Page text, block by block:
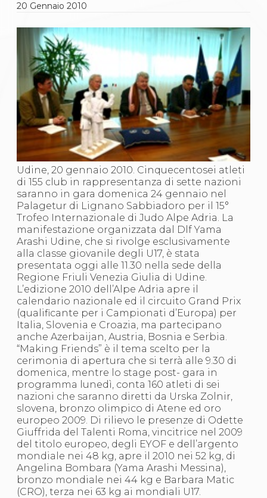
Gare e Risultati
Albi Federali
Arbitri
La disciplina
News
Gare e Risultati
Attività Didattica
Albi Federali
Karate
La disciplina
News
Gare e Risultati
Attività Didattica
Albi Federali
Arti marziali
Aikido
Ju Jitsu
Sumo
Capoeira
Grappling
BJJ
Pancrazio/Pankration
S'istrumpa
News
Calendario Attività
Difesa Personale MGA
La disciplina
News
Merchandising
Mappa del sito
Cerca
Contatti
News
Cookies Accept
Newsletter
Catalogo formativo
Webinar
Corsi Monotematici
Corsi di Specializzazione
20 Gennaio2010
Udine, 20 gennaio 2010. Cinquecentosei atleti
di 155 club in rappresentanza di sette nazioni
saranno in gara domenica 24 gennaio nel
Palagetur di Lignano Sabbiadoro per il 15°
Trofeo Internazionale di Judo Alpe Adria. La
manifestazione organizzata dal Dlf Yama
Arashi Udine, che si rivolge esclusivamente
alla classe giovanile degli U17, è stata
presentata oggi alle 11.30 nella sede della
Regione Friuli Venezia Giulia di Udine.
L’edizione 2010 dell’Alpe Adria apre il
calendario nazionale ed il circuito Grand Prix
(qualificante per i Campionati d’Europa) per
Italia, Slovenia e Croazia, ma partecipano
anche Azerbaijan, Austria, Bosnia e Serbia.
“Making Friends” è il tema scelto per la
cerimonia di apertura che si terrà alle 9.30 di
domenica, mentre lo stage post- gara in
programma lunedì, conta 160 atleti di sei
nazioni che saranno diretti da Urska Zolnir,
slovena, bronzo olimpico di Atene ed oro
europeo 2009. Di rilievo le presenze di Odette
Giuffrida del Talenti Roma, vincitrice nel 2009
del titolo europeo, degli EYOF e dell’argento
mondiale nei 48 kg, apre il 2010 nei 52 kg, di
Angelina Bombara (Yama Arashi Messina),
bronzo mondiale nei 44 kg e Barbara Matic
(CRO), terza nei 63 kg ai mondiali U17.